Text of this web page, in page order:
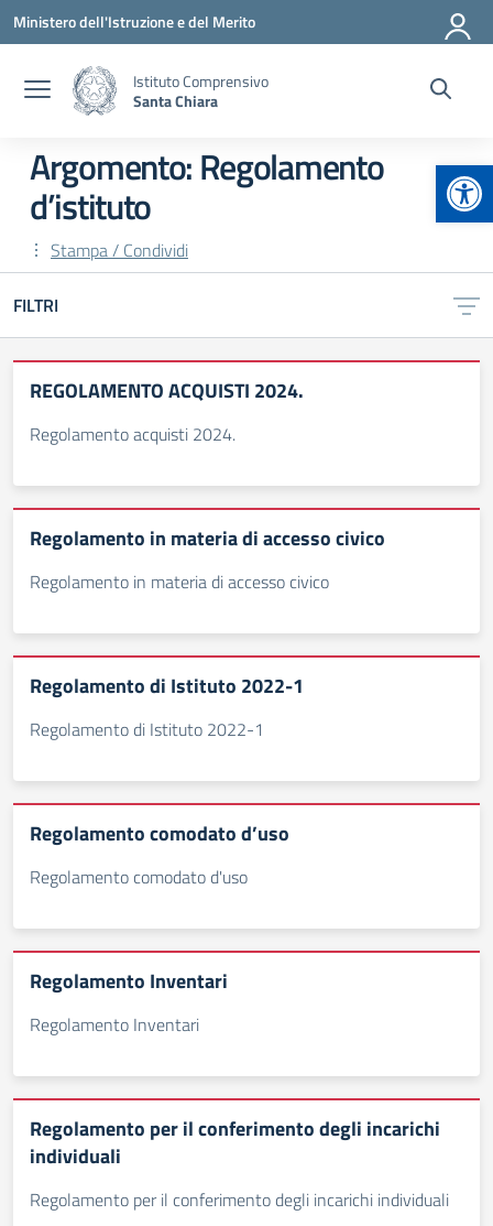
Vai ai contenuti
Vai al menu di navigazione
Vai al footer
Ministero dell'Istruzione e del Merito
Istituto Comprensivo
Santa Chiara
Argomento: Regolamento
d’istituto
Stampa / Condividi
FILTRI
REGOLAMENTO ACQUISTI 2024.
Regolamento acquisti 2024.
Regolamento in materia di accesso civico
Regolamento in materia di accesso civico
Regolamento di Istituto 2022-1
Regolamento di Istituto 2022-1
Regolamento comodato d’uso
Regolamento comodato d'uso
Regolamento Inventari
Regolamento Inventari
Regolamento per il conferimento degli incarichi
individuali
Regolamento per il conferimento degli incarichi individuali